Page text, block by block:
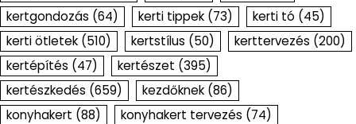
kertgondozás (64) kerti tippek (73) kerti tó (45)
kerti ötletek (510) kertstílus (50) kerttervezés (200)
kertépítés (47) kertészet (395)
kertészkedés (659) kezdőknek (86)
konyhakert (88) konyhakert tervezés (74)